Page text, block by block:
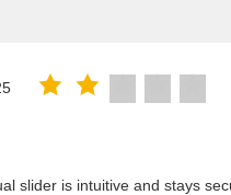
slider is intuitive and stays